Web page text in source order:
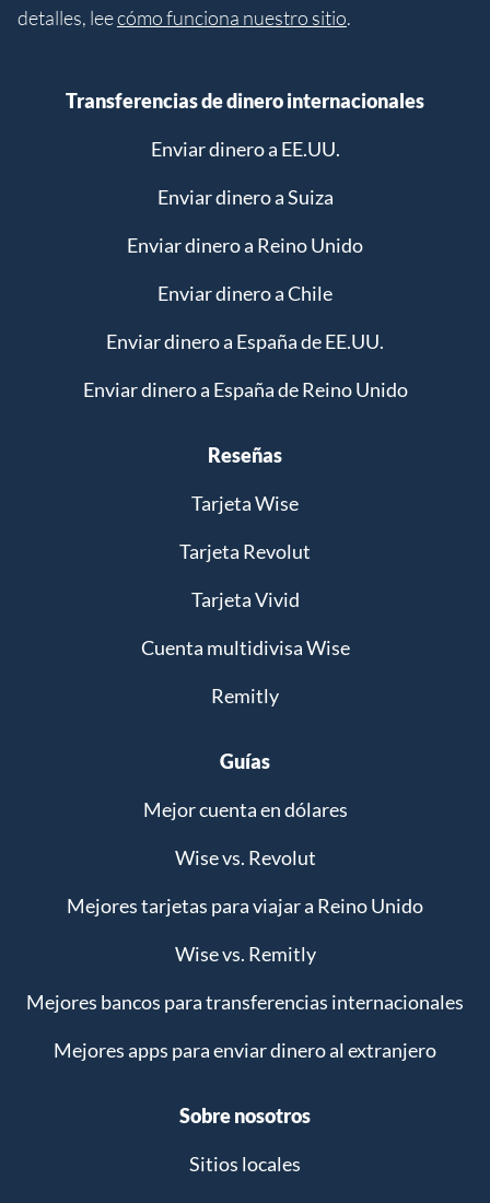
detalles, leecómo funciona nuestro sitio.
Transferencias de dinero internacionales
Enviar dinero a EE.UU.
Enviar dinero a Suiza
Enviar dinero a Reino Unido
Enviar dinero a Chile
Enviar dinero a España de EE.UU.
Enviar dinero a España de Reino Unido
Reseñas
Tarjeta Wise
Tarjeta Revolut
Tarjeta Vivid
Cuenta multidivisa Wise
Remitly
Guías
Mejor cuenta en dólares
Wise vs. Revolut
Mejores tarjetas para viajar a Reino Unido
Wise vs. Remitly
Mejores bancos para transferencias internacionales
Mejores apps para enviar dinero al extranjero
Sobre nosotros
Sitios locales